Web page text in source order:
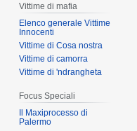
Vittime di mafia
Elenco generale Vittime
Innocenti
Vittime di Cosa nostra
Vittime di camorra
Vittime di 'ndrangheta
Focus Speciali
Il Maxiprocesso di
Palermo